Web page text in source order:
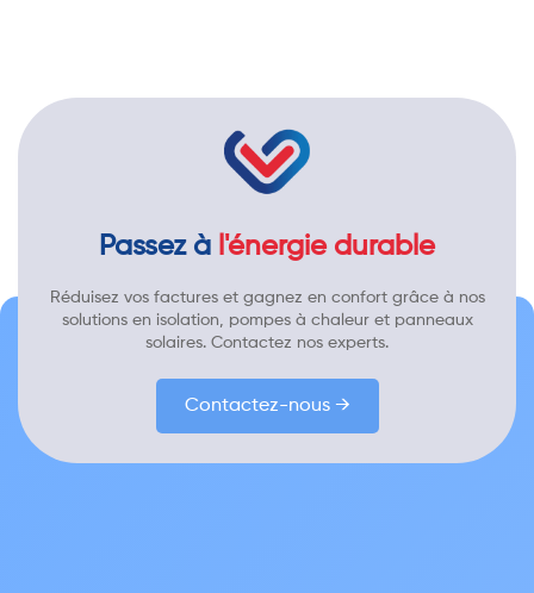
Passez à l'énergie durable
Réduisez vos factures et gagnez en confort grâce à nos
solutions en isolation, pompes à chaleur et panneaux
solaires. Contactez nos experts.
Contactez-nous →